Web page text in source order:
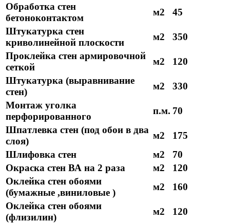
Обработка стен
бетоноконтактом
м2
45
Штукатурка стен
криволинейной плоскости
м2
350
Проклейка стен армировочной
сеткой
м2
120
Штукатурка (выравнивание
стен)
м2
330
Монтаж уголка
перфорированного
п.м. 70
Шпатлевка стен (под обои в два
слоя)
м2
175
Шлифовка стен
м2
70
Окраска стен ВА на 2 раза
м2
120
Оклейка стен обоями
(бумажные ,виниловые )
м2
160
Оклейка стен обоями
(флизилин)
м2
120